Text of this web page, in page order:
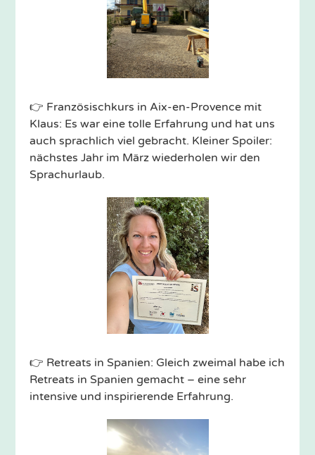
👉 Französischkurs in Aix-en-Provence mit
Klaus: Es war eine tolle Erfahrung und hat uns
auch sprachlich viel gebracht. Kleiner Spoiler:
nächstes Jahr im März wiederholen wir den
Sprachurlaub.
👉 Retreats in Spanien: Gleich zweimal habe ich
Retreats in Spanien gemacht – eine sehr
intensive und inspirierende Erfahrung.